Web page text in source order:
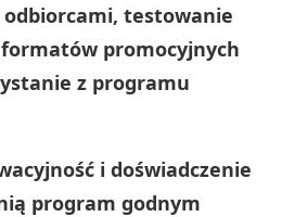
testowanie
promocyjnych
z programu
i doświadczenie
program godnym